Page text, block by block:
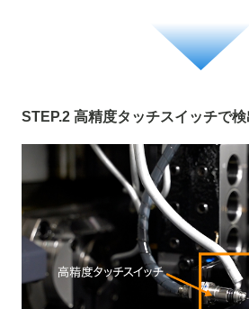
STEP.2 高精度タッチスイッチで